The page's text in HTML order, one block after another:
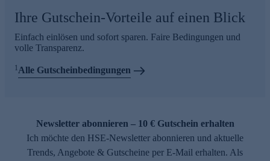
Ihre Gutschein-Vorteile auf einen Blick
Einfach einlösen und sofort sparen. Faire Bedingungen und
volle Transparenz.
1Alle Gutscheinbedingungen
Newsletter abonnieren – 10 € Gutschein erhalten
Ich möchte den HSE-Newsletter abonnieren und aktuelle
Trends, Angebote & Gutscheine per E-Mail erhalten. Als